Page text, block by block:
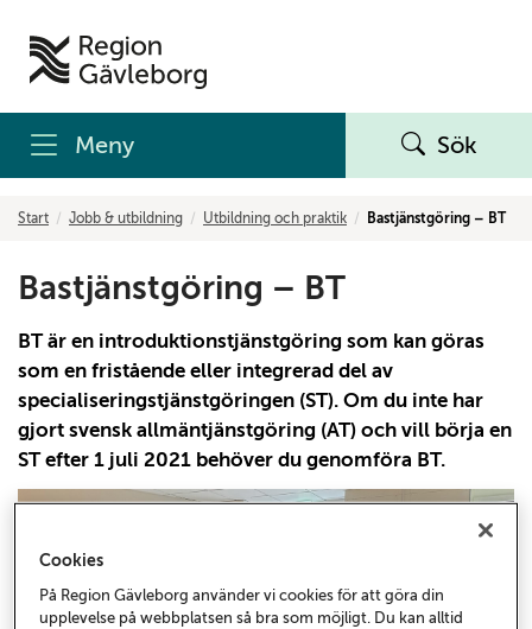
Meny Sök
Start Jobb & utbildning Utbildning och praktik Bastjänstgöring – BT
Bastjänstgöring – BT
BT är en introduktionstjänstgöring som kan göras
som en fristående eller integrerad del av
specialiseringstjänstgöringen (ST). Om du inte har
gjort svensk allmäntjänstgöring (AT) och vill börja en
ST efter 1 juli 2021 behöver du genomföra BT.
Cookies
På Region Gävleborg använder vi cookies för att göra din
upplevelse på webbplatsen så bra som möjligt. Du kan alltid